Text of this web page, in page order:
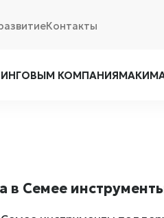
Контакты
КОМПАНИЯМ
в Семее